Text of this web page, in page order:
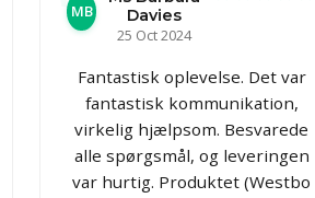
MB
Davies
25 Oct 2024
Fantastisk oplevelse. Det var
fantastisk kommunikation,
virkelig hjælpsom. Besvarede
alle spørgsmål, og leveringen
var hurtig. Produktet (Westbo